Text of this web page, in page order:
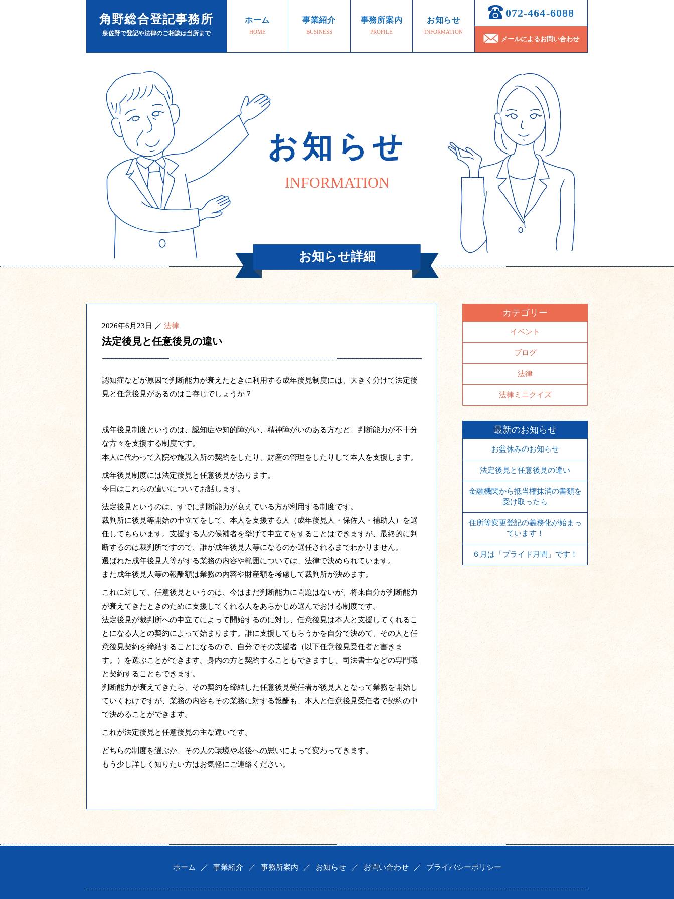
角野総合登記事務所
泉佐野で登記や法律のご相談は当所まで
ホーム
HOME
事業紹介
BUSINESS
事務所案内
PROFILE
お知らせ
INFORMATION
072-464-6088
メールによるお問い合わせ
お知らせ
INFORMATION
お知らせ詳細
2026年6月23日 ／ 法律
法定後見と任意後見の違い
認知症などが原因で判断能力が衰えたときに利用する成年後見制度には、大きく分けて法定後
見と任意後見があるのはご存じでしょうか？
成年後見制度というのは、認知症や知的障がい、精神障がいのある方など、判断能力が不十分
な方々を支援する制度です。
本人に代わって入院や施設入所の契約をしたり、財産の管理をしたりして本人を支援します。
成年後見制度には法定後見と任意後見があります。
今日はこれらの違いについてお話します。
法定後見というのは、すでに判断能力が衰えている方が利用する制度です。
裁判所に後見等開始の申立てをして、本人を支援する人（成年後見人・保佐人・補助人）を選
任してもらいます。支援する人の候補者を挙げて申立てをすることはできますが、最終的に判
断するのは裁判所ですので、誰が成年後見人等になるのか選任されるまでわかりません。
選ばれた成年後見人等がする業務の内容や範囲については、法律で決められています。
また成年後見人等の報酬額は業務の内容や財産額を考慮して裁判所が決めます。
これに対して、任意後見というのは、今はまだ判断能力に問題はないが、将来自分が判断能力
が衰えてきたときのために支援してくれる人をあらかじめ選んでおける制度です。
法定後見が裁判所への申立てによって開始するのに対し、任意後見は本人と支援してくれるこ
とになる人との契約によって始まります。誰に支援してもらうかを自分で決めて、その人と任
意後見契約を締結することになるので、自分でその支援者（以下任意後見受任者と書きま
す。）を選ぶことができます。身内の方と契約することもできますし、司法書士などの専門職
と契約することもできます。
判断能力が衰えてきたら、その契約を締結した任意後見受任者が後見人となって業務を開始し
ていくわけですが、業務の内容もその業務に対する報酬も、本人と任意後見受任者で契約の中
で決めることができます。
これが法定後見と任意後見の主な違いです。
どちらの制度を選ぶか、その人の環境や老後への思いによって変わってきます。
もう少し詳しく知りたい方はお気軽にご連絡ください。
カテゴリー
イベント
ブログ
法律
法律ミニクイズ
最新のお知らせ
お盆休みのお知らせ
法定後見と任意後見の違い
金融機関から抵当権抹消の書類を
受け取ったら
住所等変更登記の義務化が始まっ
ています！
６月は「プライド月間」です！
ホーム ／ 事業紹介 ／ 事務所案内 ／ お知らせ ／ お問い合わせ ／ プライバシーポリシー